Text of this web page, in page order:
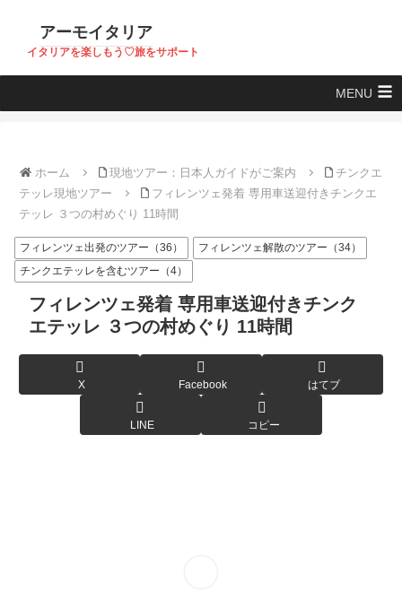
アーモイタリア
イタリアを楽しもう♡旅をサポート
MENU
ホーム 現地ツアー：日本人ガイドがご案内
チンクエ
テッレ現地ツアー
フィレンツェ発着 専用車送迎付きチンクエ
テッレ ３つの村めぐり 11時間
フィレンツェ出発のツアー（36）
フィレンツェ解散のツアー（34）
チンクエテッレを含むツアー（4）
フィレンツェ発着 専用車送迎付きチンク
エテッレ ３つの村めぐり 11時間
X Facebook はてブ
LINE コピー